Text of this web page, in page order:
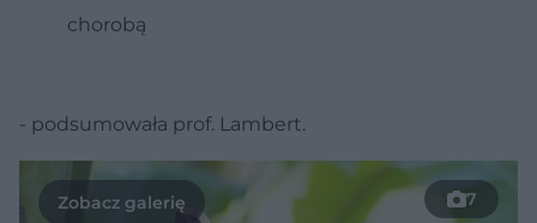
chorobą
- podsumowała prof. Lambert.
7